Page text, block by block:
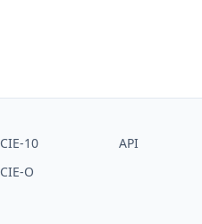
CIE-10 API
CIE-O